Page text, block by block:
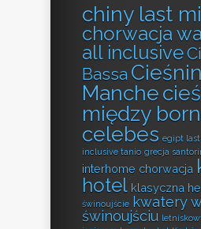
chiny last
chorwacja
all inclusive
Bassa
Manche
między
celebes egipt
inclusive tanio grecja
interhome chorwacja
hotel klasyczna
świnoujście kwatery w
świnoujściu